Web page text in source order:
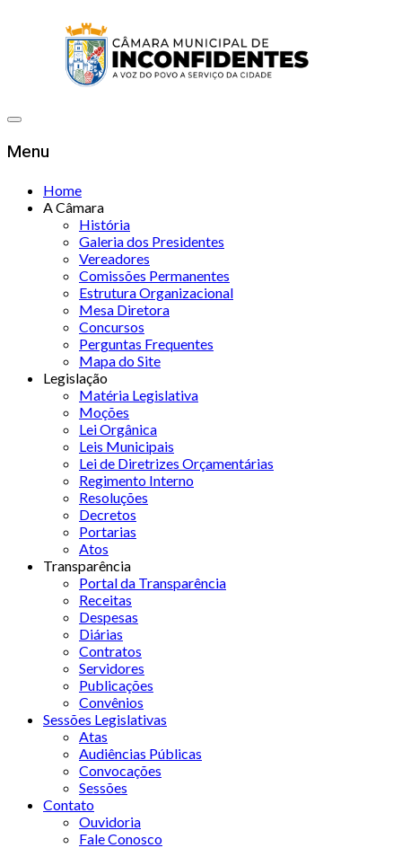
Menu
Home
A Câmara
História
Galeria dos Presidentes
Vereadores
Comissões Permanentes
Estrutura Organizacional
Mesa Diretora
Concursos
Perguntas Frequentes
Mapa do Site
Legislação
Matéria Legislativa
Moções
Lei Orgânica
Leis Municipais
Lei de Diretrizes Orçamentárias
Regimento Interno
Resoluções
Decretos
Portarias
Atos
Transparência
Portal da Transparência
Receitas
Despesas
Diárias
Contratos
Servidores
Publicações
Convênios
Sessões Legislativas
Atas
Audiências Públicas
Convocações
Sessões
Contato
Ouvidoria
Fale Conosco